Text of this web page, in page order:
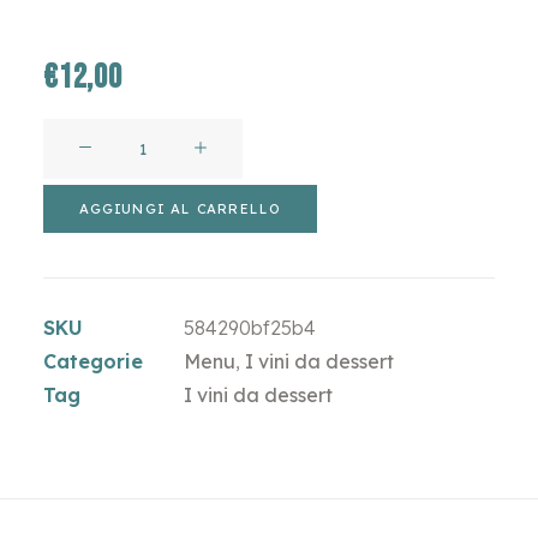
€12,00
Sauternes
Chateau
quantità
AGGIUNGI AL CARRELLO
SKU
584290bf25b4
Categorie
Menu, I vini da dessert
Tag
I vini da dessert